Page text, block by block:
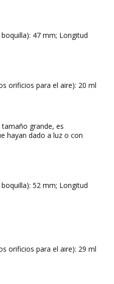
47 mm; Longitud
orificios para el aire): 20 ml
tamaño grande, es
hayan dado a luz o con
52 mm; Longitud
orificios para el aire): 29 ml